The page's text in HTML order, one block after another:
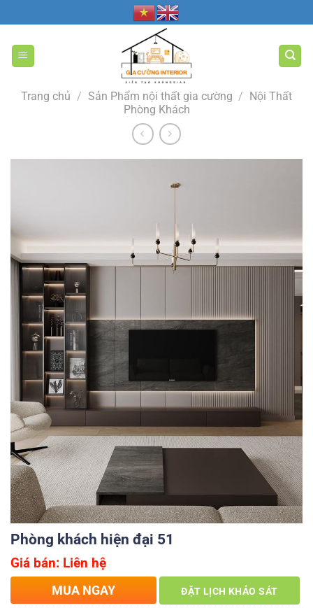
qua
nội
dung
Trang chủ / Sản Phẩm nội thất gia cường / Nội Thất
Phòng Khách
Phòng khách hiện đại 51
Giá bán: Liên hệ
MUA NGAY ĐẶT LỊCH KHẢO SÁT